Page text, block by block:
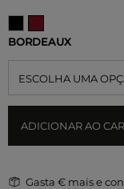
BORDEAUX
ESCOLHA UMA
ADICIONAR AO
Gasta € mais e